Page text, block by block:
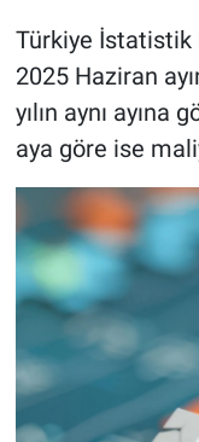
Türkiye İstatistik
2025 Haziran
yılın aynı ayına
aya göre ise